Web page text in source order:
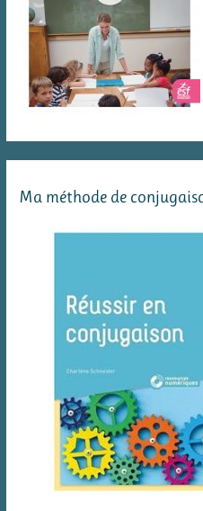
Ma méthode de